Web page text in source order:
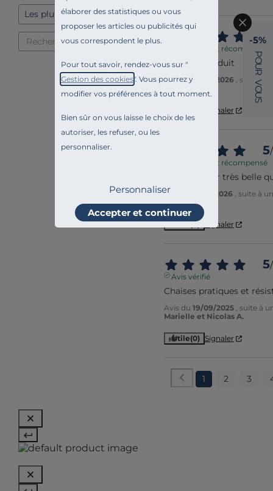
élaborer des statistiques ou vous
proposer les articles ou publicités qui
vous correspondent le plus.
Pour tout savoir, rendez-vous sur "
Gestion des cookies". Vous pourrez y
modifier vos préférences à tout moment.
Bien sûr on vous laisse le choix de les
autoriser, les refuser, ou les
personnaliser.
Personnaliser
Accepter et continuer
5
Avis vérifié et récompensé
Très bon produit
Avis du10/02/2026 , suite à
Signaler
5/
Avis vérifié et récompensé
Belle couleur très belle
Avis du 10/01/2026 , suite à
Brigitte A.
Utile(0) Signaler
5/
Avis vérifié
Chaises pratiques et
Avis du 19/09/2025 , suite à
Marielle et Nicolas A.
Utile(0) Signaler
1 2 3
-5%
P
O
U
R
V
O
U
S